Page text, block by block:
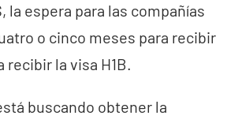
la espera para las compañías
o cinco meses para recibir
recibir la visa H1B.
buscando obtener la